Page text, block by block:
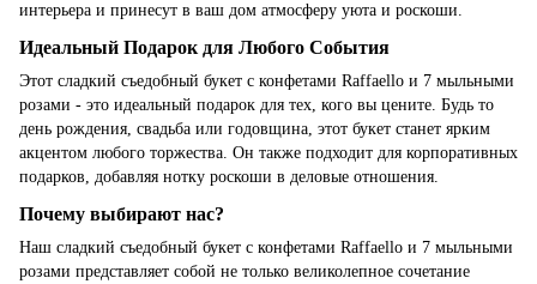
интерьера и принесут в ваш дом атмосферу уюта и роскоши.
Идеальный Подарок для Любого События
Этот сладкий съедобный букет с конфетами Raffaello и 7 мыльными
розами - это идеальный подарок для тех, кого вы цените. Будь то
день рождения, свадьба или годовщина, этот букет станет ярким
акцентом любого торжества. Он также подходит для корпоративных
подарков, добавляя нотку роскоши в деловые отношения.
Почему выбирают нас?
Наш сладкий съедобный букет с конфетами Raffaello и 7 мыльными
розами представляет собой не только великолепное сочетание